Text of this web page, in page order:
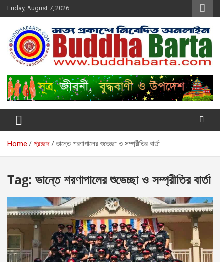
Skip
to
content
Friday, August 7, 2026
Buddha Barta
Home প্রচ্ছদ ভান্তে শরণাপালের শুভেচ্ছা ও সম্প্রীতির বার্তা
Tag: ভান্তে শরণাপালের শুভেচ্ছা ও সম্প্রীতির বার্তা